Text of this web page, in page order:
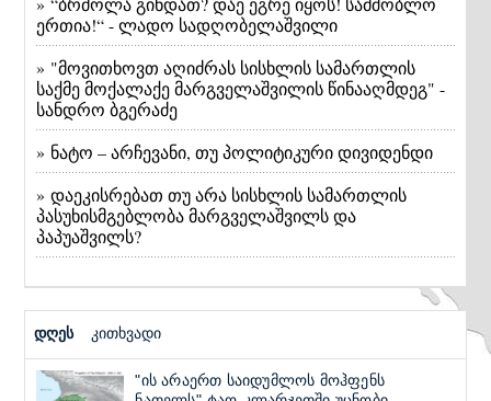
ერთია!“ - ლადო სადღობელაშვილი
» "მოვითხოვთ აღიძრას სისხლის სამართლის
საქმე მოქალაქე მარგველაშვილის წინააღმდეგ" -
სანდრო ბგერაძე
» ნატო – არჩევანი, თუ პოლიტიკური დივიდენდი
» დაეკისრებათ თუ არა სისხლის სამართლის
პასუხისმგებლობა მარგველაშვილს და
პაპუაშვილს?
დღეს კითხვადი
"ის არაერთ საიდუმლოს მოჰფენს